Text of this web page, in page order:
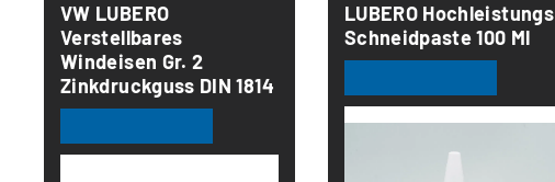
VW LUBERO
Verstellbares
Windeisen Gr. 2
Zinkdruckguss DIN 1814
LUBERO Hochleistungs
Schneidpaste 100 Ml